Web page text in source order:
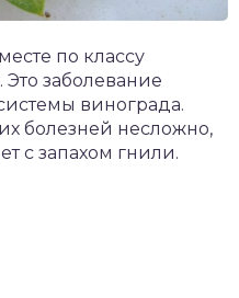
по классу
заболевание
винограда.
болезней несложно,
с запахом гнили.